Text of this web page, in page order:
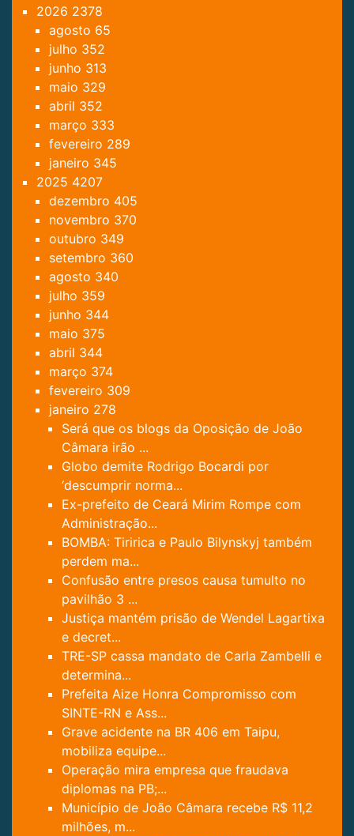
2026 2378
agosto 65
julho 352
junho 313
maio 329
abril 352
março 333
fevereiro 289
janeiro 345
2025 4207
dezembro 405
novembro 370
outubro 349
setembro 360
agosto 340
julho 359
junho 344
maio 375
abril 344
março 374
fevereiro 309
janeiro 278
Será que os blogs da Oposição de João
Câmara irão ...
Globo demite Rodrigo Bocardi por
‘descumprir norma...
Ex-prefeito de Ceará Mirim Rompe com
Administração...
BOMBA: Tiririca e Paulo Bilynskyj também
perdem ma...
Confusão entre presos causa tumulto no
pavilhão 3 ...
Justiça mantém prisão de Wendel Lagartixa
e decret...
TRE-SP cassa mandato de Carla Zambelli e
determina...
Prefeita Aize Honra Compromisso com
SINTE-RN e Ass...
Grave acidente na BR 406 em Taipu,
mobiliza equipe...
Operação mira empresa que fraudava
diplomas na PB;...
Município de João Câmara recebe R$ 11,2
milhões, m...